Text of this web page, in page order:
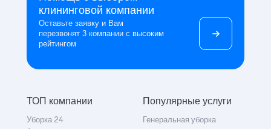
клининговой компании
Оставьте заявку и Вам
перезвонят 3 компании с высоким
рейтингом
ТОП компании
Уборка 24
Популярные услуги
Генеральная уборка